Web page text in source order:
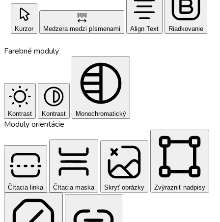
Kurzor Medzera medzi písmenami Align Text Riadkovanie
Farebné moduly
Kontrast Kontrast Monochromatický
Moduly orientácie
Čítacia linka Čítacia maska Skryť obrázky Zvýrazniť nadpisy